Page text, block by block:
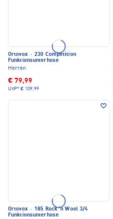
Ortovox · 230 Competition
Funktionsunterhose
Herren
€ 79,99
UVP* € 109,99
Ortovox · 185 Rock 'n Wool 3/4
Funktionsunterhose